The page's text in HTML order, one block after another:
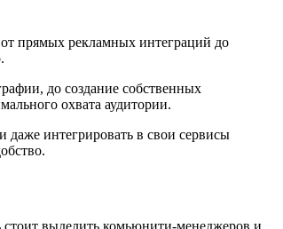
прямых рекламных интеграций до
до создание собственных
охвата аудитории.
даже интегрировать в свои сервисы
стоит выделить комьюнити-менеджеров и